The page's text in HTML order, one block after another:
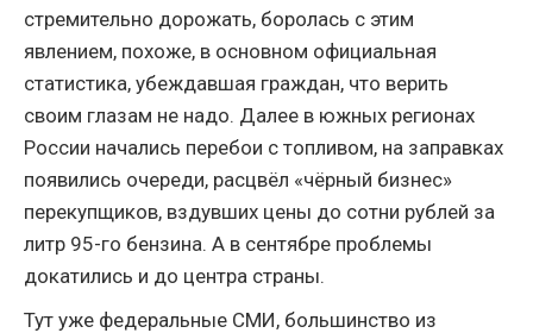
стремительно дорожать, боролась с этим
явлением, похоже, в основном официальная
статистика, убеждавшая граждан, что верить
своим глазам не надо. Далее в южных регионах
России начались перебои с топливом, на заправках
появились очереди, расцвёл «чёрный бизнес»
перекупщиков, вздувших цены до сотни рублей за
литр 95-го бензина. А в сентябре проблемы
докатились и до центра страны.
Тут уже федеральные СМИ, большинство из